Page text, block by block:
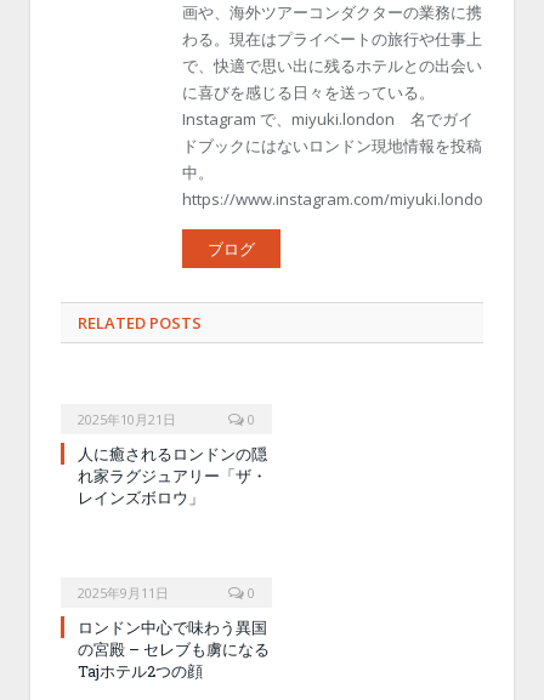
画や、海外ツアーコンダクターの業務に携
わる。現在はプライベートの旅行や仕事上
で、快適で思い出に残るホテルとの出会い
に喜びを感じる日々を送っている。
Instagram で、miyuki.london 名でガイ
ドブックにはないロンドン現地情報を投稿
中。
https://www.instagram.com/miyuki.london/
ブログ
RELATED POSTS
2025年10月21日 0
人に癒されるロンドンの隠
れ家ラグジュアリー「ザ・
レインズボロウ」
2025年9月11日 0
ロンドン中心で味わう異国
の宮殿 – セレブも虜になる
Tajホテル2つの顔